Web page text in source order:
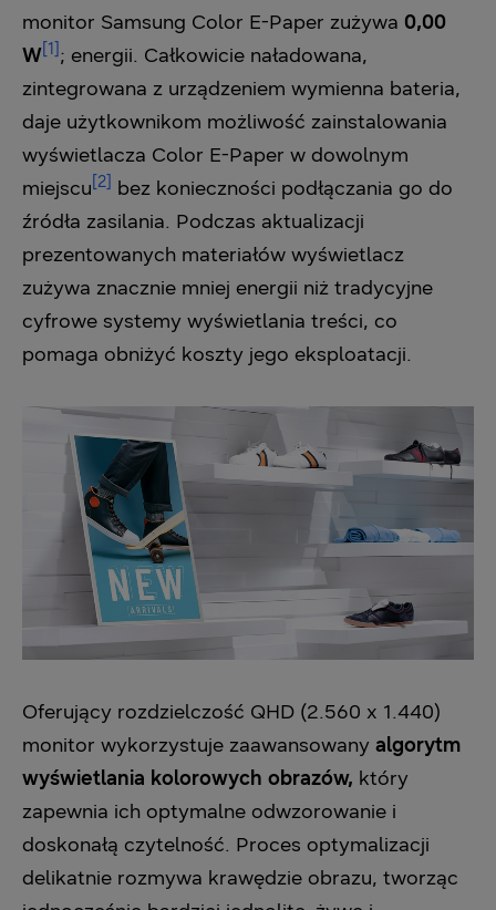
monitor Samsung Color E-Paper zużywa 0,00
W [1] ; energii. Całkowicie naładowana,
zintegrowana z urządzeniem wymienna bateria,
daje użytkownikom możliwość zainstalowania
wyświetlacza Color E-Paper w dowolnym
miejscu [2]
bez konieczności podłączania go do
źródła zasilania. Podczas aktualizacji
prezentowanych materiałów wyświetlacz
zużywa znacznie mniej energii niż tradycyjne
cyfrowe systemy wyświetlania treści, co
pomaga obniżyć koszty jego eksploatacji.
Oferujący rozdzielczość QHD (2.560 x 1.440)
monitor wykorzystuje zaawansowany algorytm
wyświetlania kolorowych obrazów, który
zapewnia ich optymalne odwzorowanie i
doskonałą czytelność. Proces optymalizacji
delikatnie rozmywa krawędzie obrazu, tworząc